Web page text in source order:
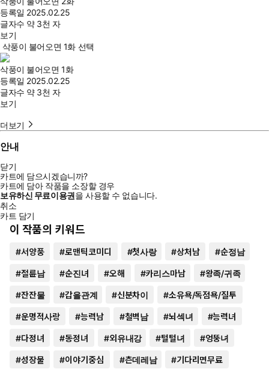
등록일 2025.02.25
글자수 약 3천 자
보기
삭풍이 불어오면 1화 선택
삭풍이 불어오면 1화
등록일 2025.02.25
글자수 약 3천 자
보기
더보기
안내
닫기
카트에 담으시겠습니까?
카트에 담아 작품을 소장할 경우
보유하신 무료이용권을 사용할 수 없습니다.
취소
카트 담기
이 작품의 키워드
#서양풍 #로맨틱코미디 #첫사랑 #상처남 #순정남
#절륜남 #순진녀 #오해 #카리스마남 #왕족/귀족
#잔잔물 #갑을관계 #신분차이 #소유욕/독점욕/질투
#운명적사랑 #능력남 #철벽남 #뇌섹녀 #능력녀
#다정녀 #동정녀 #외유내강 #털털녀 #엉뚱녀
#성장물 #이야기중심 #츤데레남 #기다리면무료